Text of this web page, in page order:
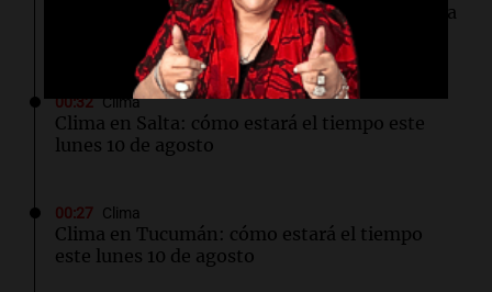
Estudio revela diferencias sorprendentes en la
salud entre vino, cerveza y licores
00:32 Clima
Clima en Salta: cómo estará el tiempo este
lunes 10 de agosto
00:27 Clima
Clima en Tucumán: cómo estará el tiempo
este lunes 10 de agosto